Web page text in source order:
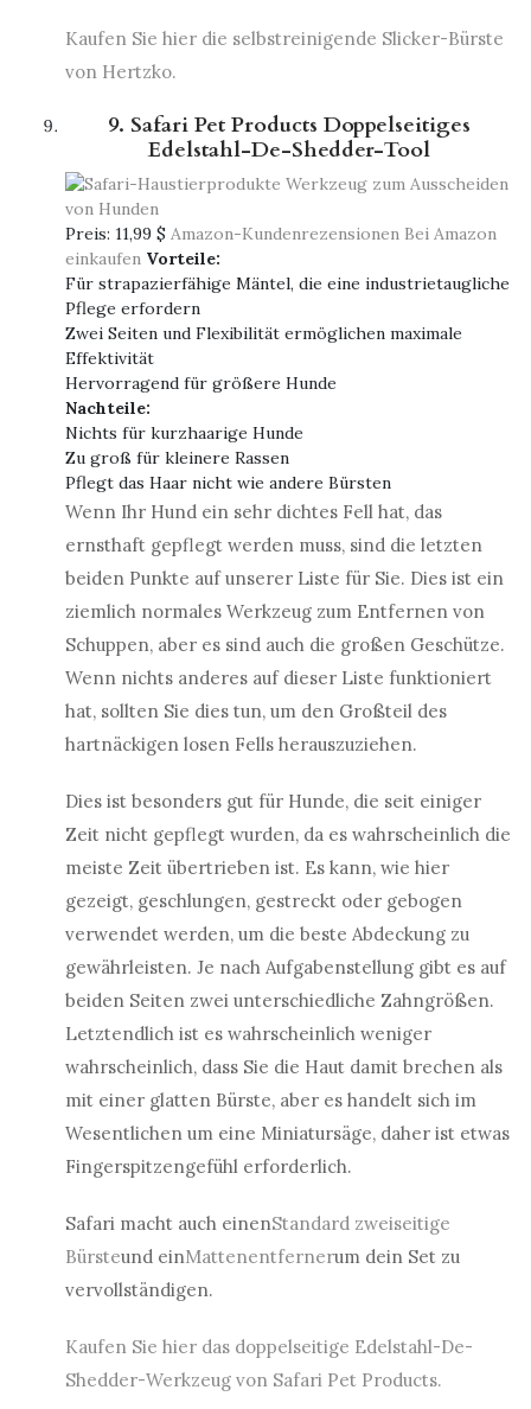
Kaufen Sie hier die selbstreinigende Slicker-Bürste
von Hertzko.
9. Safari Pet Products Doppelseitiges
Edelstahl-De-Shedder-Tool
Preis: 11,99 $ Amazon-Kundenrezensionen Bei Amazon
einkaufen Vorteile:
Für strapazierfähige Mäntel, die eine industrietaugliche
Pflege erfordern
Zwei Seiten und Flexibilität ermöglichen maximale
Effektivität
Hervorragend für größere Hunde
Nachteile:
Nichts für kurzhaarige Hunde
Zu groß für kleinere Rassen
Pflegt das Haar nicht wie andere Bürsten
Wenn Ihr Hund ein sehr dichtes Fell hat, das
ernsthaft gepflegt werden muss, sind die letzten
beiden Punkte auf unserer Liste für Sie. Dies ist ein
ziemlich normales Werkzeug zum Entfernen von
Schuppen, aber es sind auch die großen Geschütze.
Wenn nichts anderes auf dieser Liste funktioniert
hat, sollten Sie dies tun, um den Großteil des
hartnäckigen losen Fells herauszuziehen.
Dies ist besonders gut für Hunde, die seit einiger
Zeit nicht gepflegt wurden, da es wahrscheinlich die
meiste Zeit übertrieben ist. Es kann, wie hier
gezeigt, geschlungen, gestreckt oder gebogen
verwendet werden, um die beste Abdeckung zu
gewährleisten. Je nach Aufgabenstellung gibt es auf
beiden Seiten zwei unterschiedliche Zahngrößen.
Letztendlich ist es wahrscheinlich weniger
wahrscheinlich, dass Sie die Haut damit brechen als
mit einer glatten Bürste, aber es handelt sich im
Wesentlichen um eine Miniatursäge, daher ist etwas
Fingerspitzengefühl erforderlich.
Safari macht auch einenStandard zweiseitige
Bürsteund einMattenentfernerum dein Set zu
vervollständigen.
Kaufen Sie hier das doppelseitige Edelstahl-De-
Shedder-Werkzeug von Safari Pet Products.